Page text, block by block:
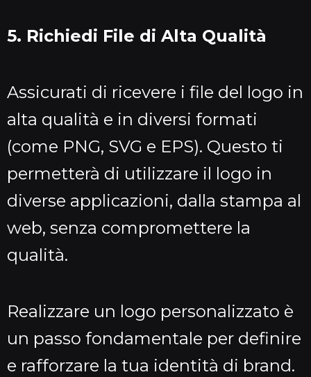
5. Richiedi File di Alta Qualità
Assicurati di ricevere i file del logo in
alta qualità e in diversi formati
(come PNG, SVG e EPS). Questo ti
permetterà di utilizzare il logo in
diverse applicazioni, dalla stampa al
web, senza compromettere la
qualità.
Realizzare un logo personalizzato è
un passo fondamentale per definire
e rafforzare la tua identità di brand.